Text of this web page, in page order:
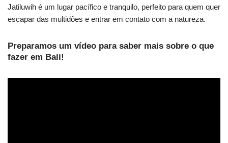
Jatiluwih é um lugar pacífico e tranquilo, perfeito para quem quer
escapar das multidões e entrar em contato com a natureza.
Preparamos um vídeo para saber mais sobre o que
fazer em Bali!